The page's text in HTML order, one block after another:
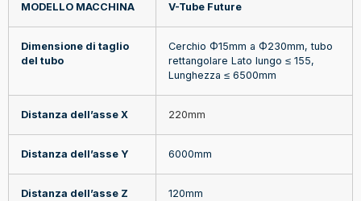
MODELLO MACCHINA V-Tube Future
Dimensione di taglio
del tubo
Cerchio Ф15mm a Ф230mm, tubo
rettangolare Lato lungo ≤ 155,
Lunghezza ≤ 6500mm
Distanza dell’asse X 220mm
Distanza dell’asse Y 6000mm
Distanza dell’asse Z 120mm